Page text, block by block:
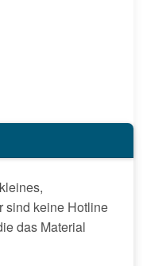
sind keine Hotline
das Material